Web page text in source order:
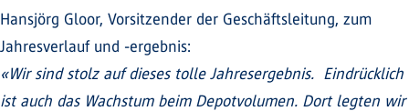
Hansjörg Gloor, Vorsitzender der Geschäftsleitung, zum
Jahresverlauf und -ergebnis:
«Wir sind stolz auf dieses tolle Jahresergebnis. Eindrücklich
ist auch das Wachstum beim Depotvolumen. Dort legten wir